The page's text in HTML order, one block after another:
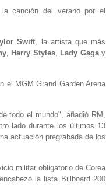
canción del verano ⁠por el
Swift, la artista que más
, Harry Styles, Lady Gaga y
el MGM Grand Garden Arena
todo el mundo", añadió RM,
lado durante los últimos 13
actuación pregrabada de los
militar obligatorio de Corea
la lista Billboard 200